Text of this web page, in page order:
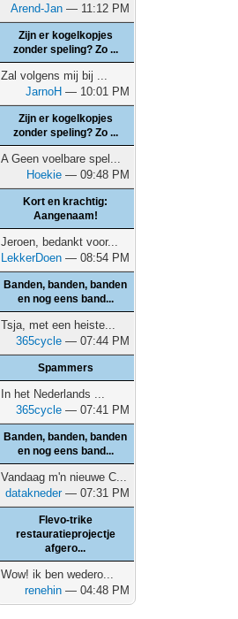
Arend-Jan — 11:12 PM
Zijn er kogelkopjes
zonder speling? Zo ...
Zal volgens mij bij ...
JarnoH — 10:01 PM
Zijn er kogelkopjes
zonder speling? Zo ...
A Geen voelbare spel...
Hoekie — 09:48 PM
Kort en krachtig:
Aangenaam!
Jeroen, bedankt voor...
LekkerDoen — 08:54 PM
Banden, banden, banden
en nog eens band...
Tsja, met een heiste...
365cycle — 07:44 PM
Spammers
In het Nederlands ...
365cycle — 07:41 PM
Banden, banden, banden
en nog eens band...
Vandaag m'n nieuwe C...
datakneder— 07:31 PM
Flevo-trike
restauratieprojectje
afgero...
Wow! ik ben wedero...
renehin — 04:48 PM